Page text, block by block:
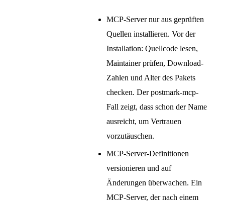
MCP-Server nur aus geprüften
Quellen installieren. Vor der
Installation: Quellcode lesen,
Maintainer prüfen, Download-
Zahlen und Alter des Pakets
checken. Der postmark-mcp-
Fall zeigt, dass schon der Name
ausreicht, um Vertrauen
vorzutäuschen.
MCP-Server-Definitionen
versionieren und auf
Änderungen überwachen. Ein
MCP-Server, der nach einem